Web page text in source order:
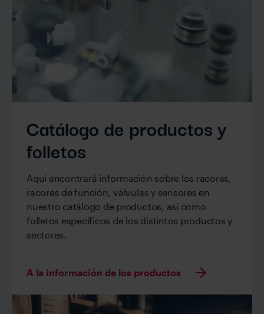
Catálogo de productos y
folletos
Aquí encontrará información sobre los racores,
racores de función, válvulas y sensores en
nuestro catálogo de productos, así como
folletos específicos de los distintos productos y
sectores.
A la información de los productos